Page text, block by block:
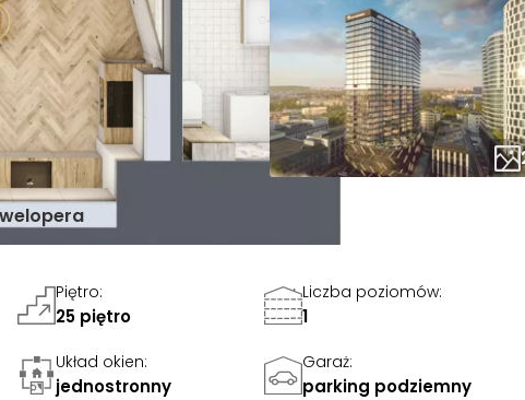
Piętro:
25 piętro
Liczba poziomów:
1
Układ okien:
jednostronny
Garaż:
parking podziemny